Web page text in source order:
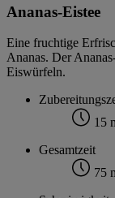
Ananas-Eistee
Eine fruchtige
Ananas. Der
Eiswürfeln.
15
Gesamtzeit
75